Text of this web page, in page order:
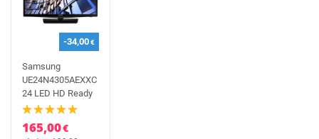
-34,00€
Samsung
UE24N4305AEXXC
24 LED HD Ready
165,00€